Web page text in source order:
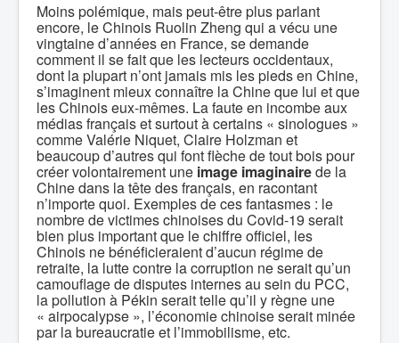
Moins polémique, mais peut-être plus parlant
encore, le Chinois Ruolin Zheng qui a vécu une
vingtaine d’années en France, se demande
comment il se fait que les lecteurs occidentaux,
dont la plupart n’ont jamais mis les pieds en Chine,
s’imaginent mieux connaître la Chine que lui et que
les Chinois eux-mêmes. La faute en incombe aux
médias français et surtout à certains « sinologues »
comme Valérie Niquet, Claire Holzman et
beaucoup d’autres qui font flèche de tout bois pour
créer volontairement une image imaginairede la
Chine dans la tête des français, en racontant
n’importe quoi. Exemples de ces fantasmes : le
nombre de victimes chinoises du Covid-19 serait
bien plus important que le chiffre officiel, les
Chinois ne bénéficieraient d’aucun régime de
retraite, la lutte contre la corruption ne serait qu’un
camouflage de disputes internes au sein du PCC,
la pollution à Pékin serait telle qu’il y règne une
« airpocalypse », l’économie chinoise serait minée
par la bureaucratie et l’immobilisme, etc.